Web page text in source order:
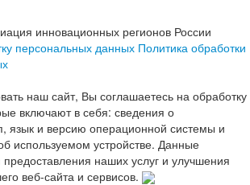
инновационных регионов России
персональных данных Политика обработки
наш сайт, Вы соглашаетесь на обработку
включают в себя: сведения о
язык и версию операционной системы и
используемом устройстве. Данные
наших услуг и улучшения
веб-сайта и сервисов.